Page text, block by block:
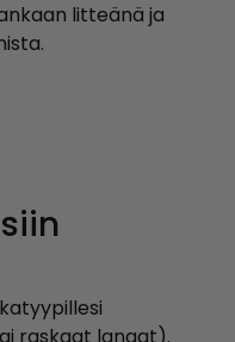
litteänä ja